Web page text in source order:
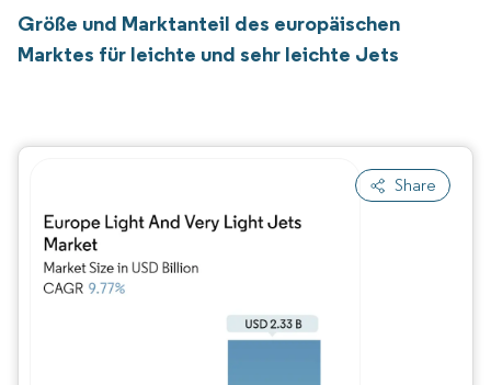
Größe und Marktanteil des europäischen
Marktes für leichte und sehr leichte Jets
Share